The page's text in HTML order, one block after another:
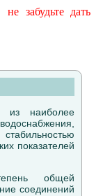
забудьте дать
из наиболее
показателей
общей
соединений